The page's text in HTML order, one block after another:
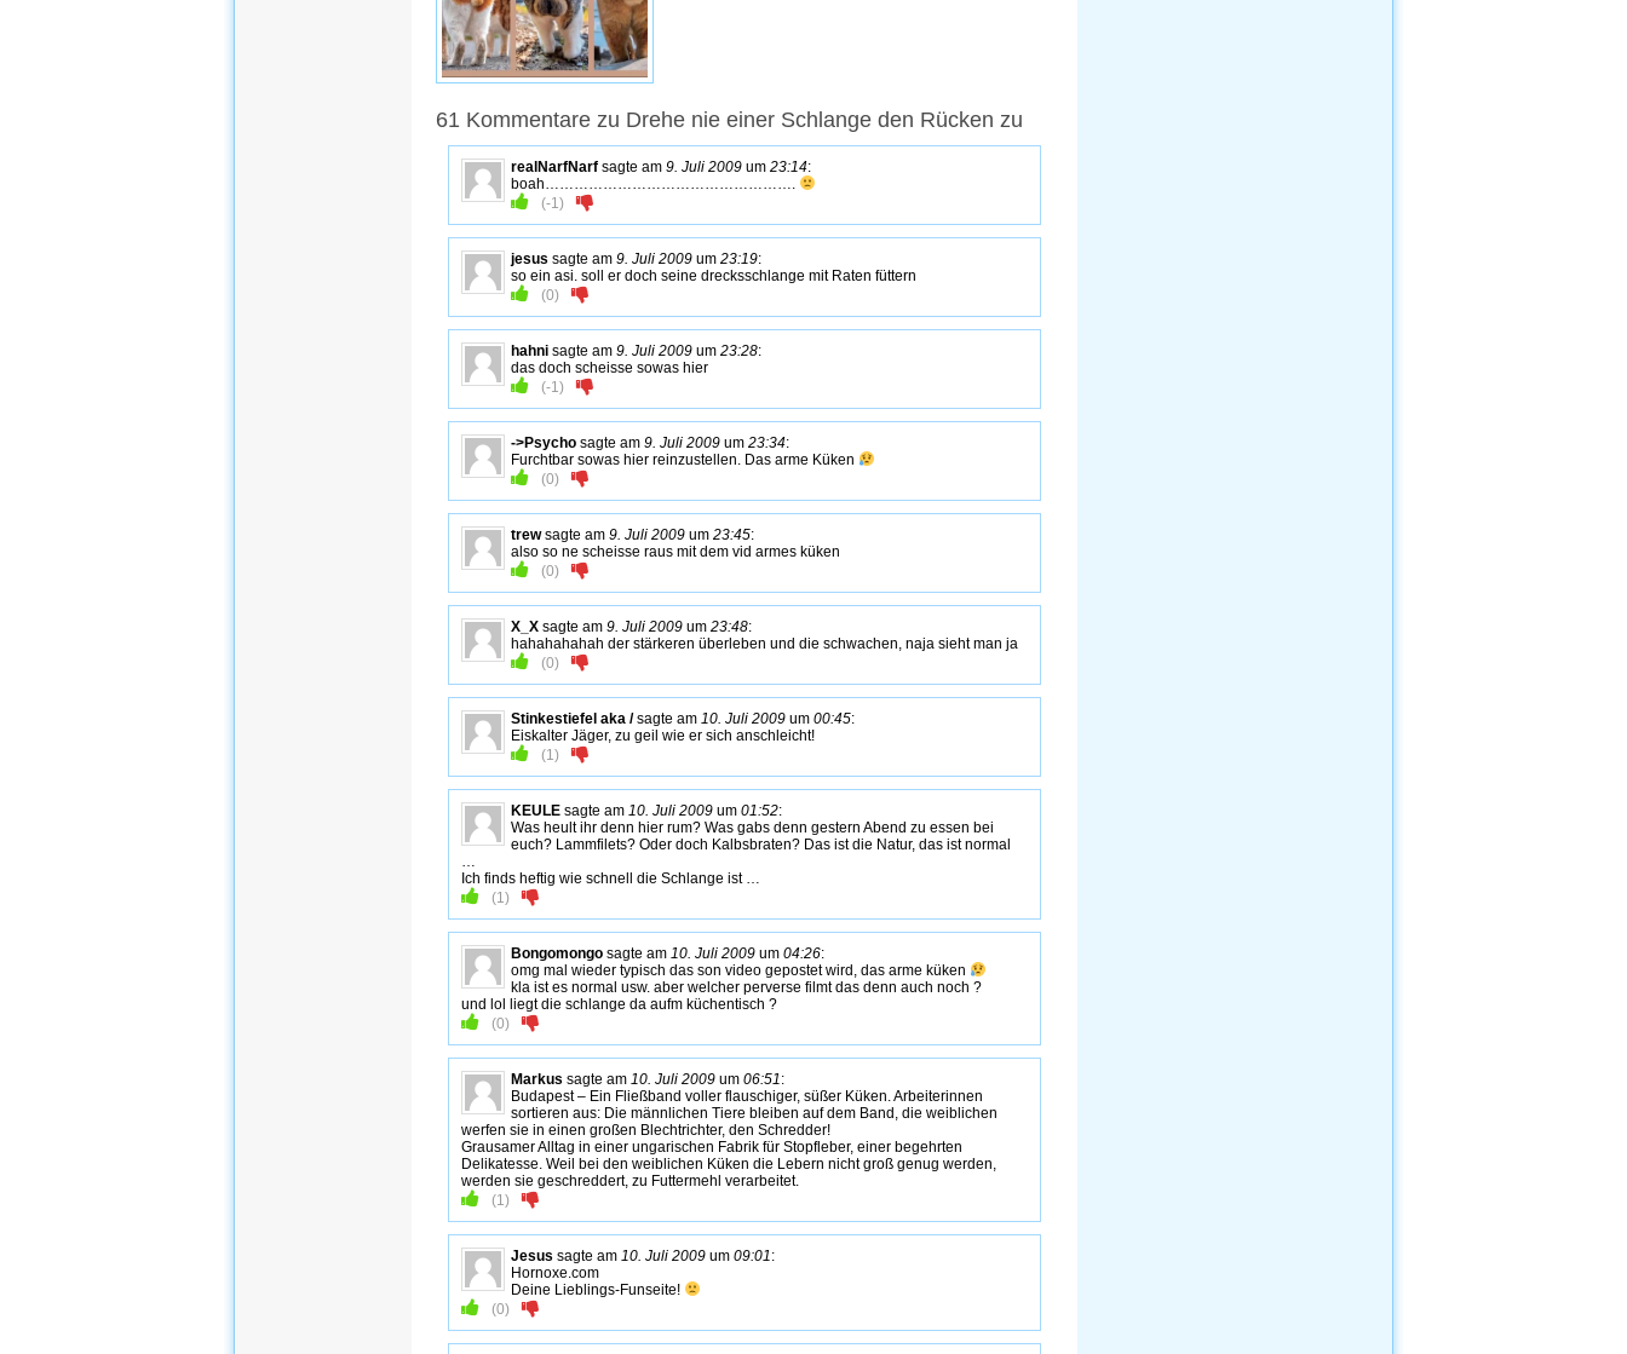
61 Kommentare zu Drehe nie einer Schlange den Rücken zu
realNarfNarf sagte am 9. Juli 2009 um 23:14:
boah…………………………………………….
(-1 )
jesus sagte am 9. Juli 2009 um 23:19:
so ein asi. soll er doch seine drecksschlange mit Raten füttern
(0)
hahni sagte am 9. Juli 2009 um 23:28:
das doch scheisse sowas hier
(-1 )
->Psycho sagte am 9. Juli 2009 um 23:34:
Furchtbar sowas hier reinzustellen. Das arme Küken
(0)
trewsagte am 9. Juli 2009 um 23:45:
also so ne scheisse raus mit dem vid armes küken
(0)
X_X sagte am 9. Juli 2009 um 23:48:
hahahahahah der stärkeren überleben und die schwachen, naja sieht man ja
(0)
Stinkestiefel aka /sagte am 10. Juli 2009 um 00:45:
Eiskalter Jäger, zu geil wie er sich anschleicht!
(1 )
KEULE sagte am 10. Juli 2009 um 01:52:
Was heult ihr denn hier rum? Was gabs denn gestern Abend zu essen bei
euch? Lammfilets? Oder doch Kalbsbraten? Das ist die Natur, das ist normal
Ich finds heftig wie schnell die Schlange ist …
(1 )
Bongomongo sagte am 10. Juli 2009 um 04:26:
omg mal wieder typisch das son video gepostet wird, das arme küken
kla ist es normal usw. aber welcher perverse filmt das denn auch noch ?
und lol liegt die schlange da aufm küchentisch ?
(0)
Markus sagte am 10. Juli 2009 um 06:51 :
Budapest – Ein Fließband voller flauschiger, süßer Küken. Arbeiterinnen
sortieren aus: Die männlichen Tiere bleiben auf dem Band, die weiblichen
werfen sie in einen großen Blechtrichter, den Schredder!
Grausamer Alltag in einer ungarischen Fabrik für Stopfleber, einer begehrten
Delikatesse. Weil bei den weiblichen Küken die Lebern nicht groß genug werden,
werden sie geschreddert, zu Futtermehl verarbeitet.
(1 )
Jesus sagte am 10. Juli 2009 um 09:01 :
Hornoxe.com
Deine Lieblings-Funseite!
(0)